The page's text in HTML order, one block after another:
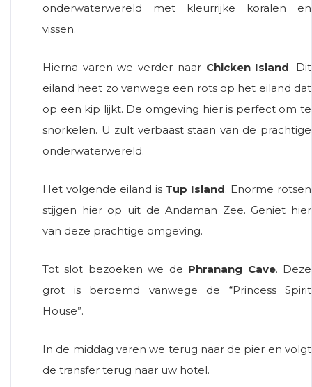
onderwaterwereld met kleurrijke koralen en
vissen.
Hierna varen we verder naar Chicken Island. Dit
eiland heet zo vanwege een rots op het eiland dat
op een kip lijkt. De omgeving hier is perfect om te
snorkelen. U zult verbaast staan van de prachtige
onderwaterwereld.
Het volgende eiland is Tup Island. Enorme rotsen
stijgen hier op uit de Andaman Zee. Geniet hier
van deze prachtige omgeving.
Tot slot bezoeken we de Phranang Cave. Deze
grot is beroemd vanwege de “Princess Spirit
House”.
In de middag varen we terug naar de pier en volgt
de transfer terug naar uw hotel.